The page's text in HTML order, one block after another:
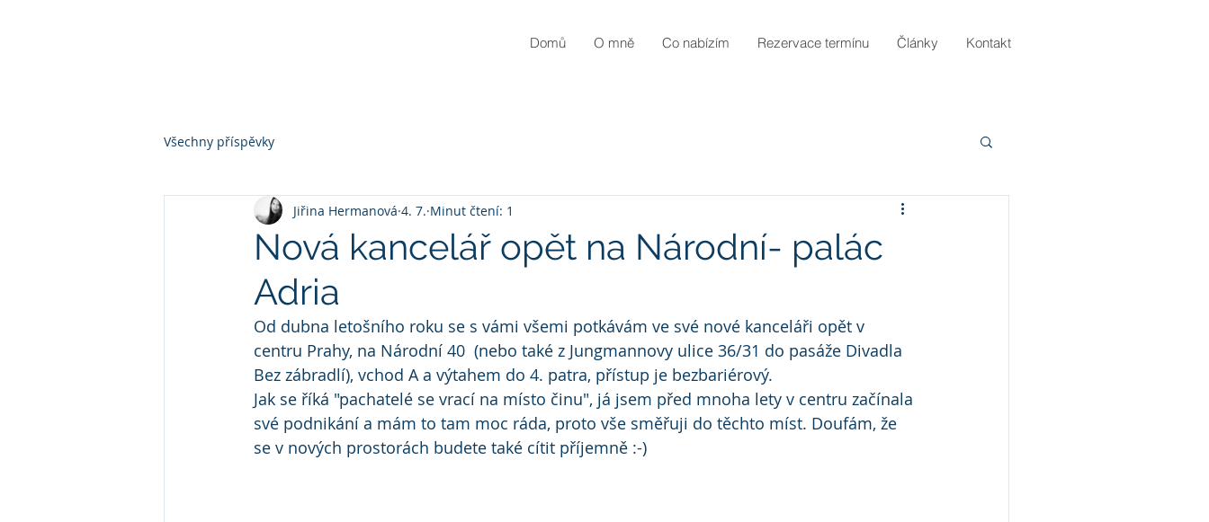
Domů O mně Co nabízím Rezervace termínu Články Kontakt
Všechny příspěvky
Nová kancelář opět na Národní- palác
Adria
Jiřina Hermanová 4. 7. Minut čtení: 1
Od dubna letošního roku se s vámi všemi potkávám ve své nové kanceláři opět v
centru Prahy, na Národní 40  (nebo také z Jungmannovy ulice 36/31 do pasáže Divadla
Bez zábradlí), vchod A a výtahem do 4. patra, přístup je bezbariérový.
Jak se říká "pachatelé se vrací na místo činu", já jsem před mnoha lety v centru začínala
své podnikání a mám to tam moc ráda, proto vše směřuji do těchto míst. Doufám, že
se v nových prostorách budete také cítit příjemně :-)